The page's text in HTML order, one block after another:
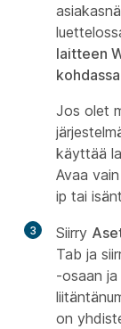
laitteen
kohdassa
Jos olet
käyttää
Avaa
ip tai
3 Siirry
Tab ja
-osaan
on